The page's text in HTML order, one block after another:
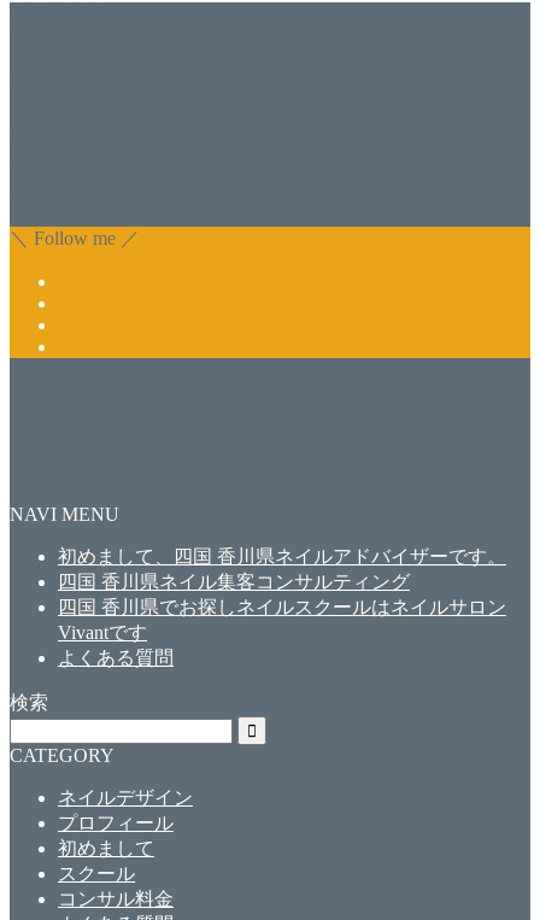
＼ Follow me ／
NAVI MENU
初めまして、四国 香川県ネイルアドバイザーです。
四国 香川県ネイル集客コンサルティング
四国 香川県でお探しネイルスクールはネイルサロン
Vivantです
よくある質問
検索
CATEGORY
ネイルデザイン
プロフィール
初めまして
スクール
コンサル料金